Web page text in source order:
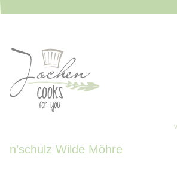
n’schulz Wilde Möhre